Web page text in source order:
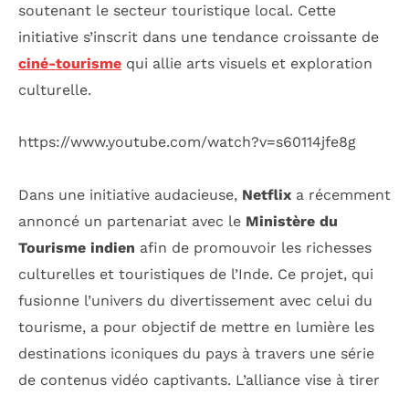
soutenant le secteur touristique local. Cette
initiative s’inscrit dans une tendance croissante de
ciné-tourisme qui allie arts visuels et exploration
culturelle.
https://www.youtube.com/watch?v=s60114jfe8g
Dans une initiative audacieuse, Netflix a récemment
annoncé un partenariat avec le Ministère du
Tourisme indien afin de promouvoir les richesses
culturelles et touristiques de l’Inde. Ce projet, qui
fusionne l’univers du divertissement avec celui du
tourisme, a pour objectif de mettre en lumière les
destinations iconiques du pays à travers une série
de contenus vidéo captivants. L’alliance vise à tirer